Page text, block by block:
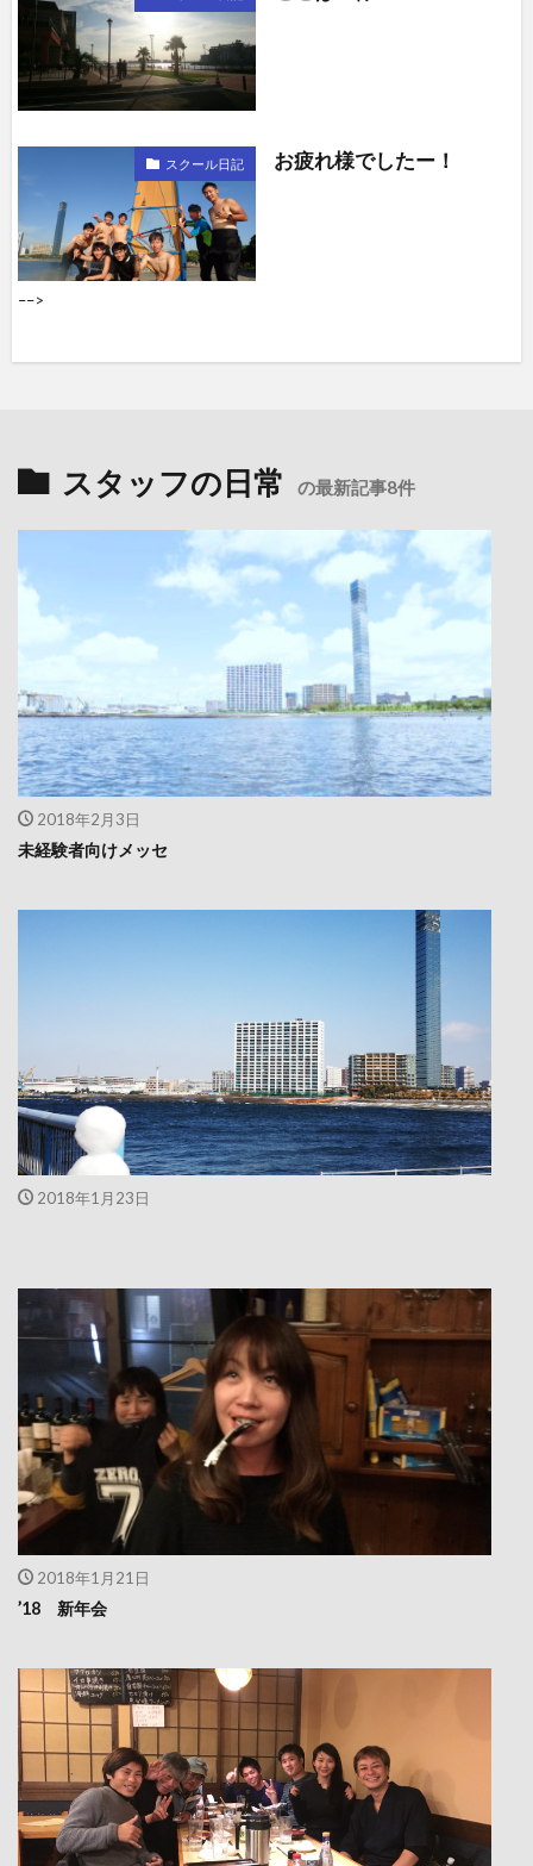
スクール日記 お疲れ様でしたー！
––>
スタッフの日常 の最新記事8件
2018年2月3日
未経験者向けメッセ
2018年1月23日
2018年1月21日
’18 新年会